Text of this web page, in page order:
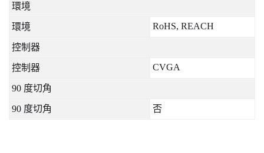
環境
環境 RoHS, REACH
控制器
控制器 CVGA
90 度切角
90 度切角 否